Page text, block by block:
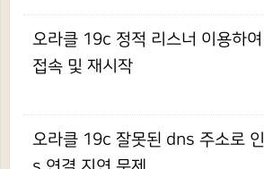
오라클 19c 정적 리스너 이용하
접속 및 재시작
오라클 19c 잘못된 dns 주소로